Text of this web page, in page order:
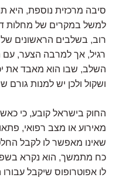
סיבה מרכזית נוספת, היא
למשל במקרים של מחלות
רוב, בשלבים הראשונים
רגיל, אך למרבה הצער,
השלב, שבו הוא מאבד את
ושקול ולכן יש למנות
החוק בישראל קובע, כי
מאירוע או מצב רפואי,
שאינו מאפשר לו לקבל
כח מתמשך, הוא נקרא
לו אפוטרופוס שיקבל